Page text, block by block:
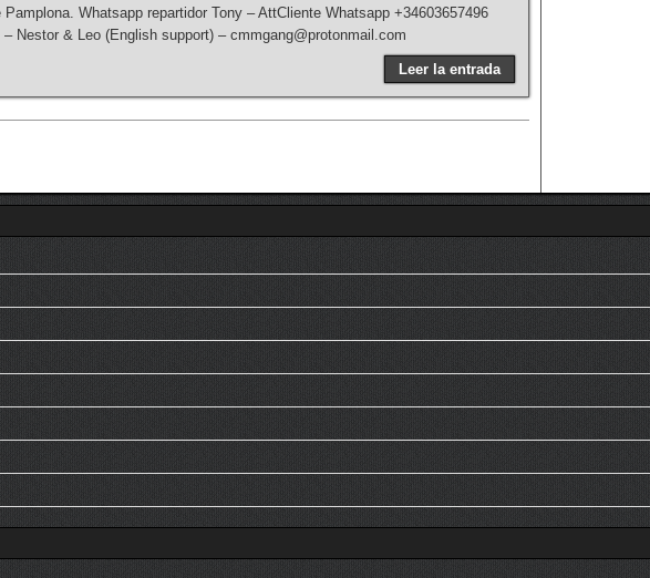
Whatsapp repartidor Tony – AttCliente Whatsapp +34603657496
Nestor & Leo (English support) – cmmgang@protonmail.com
Leer la entrada